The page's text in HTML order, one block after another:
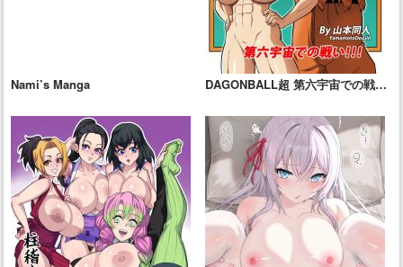
Nami’s Manga
DAGONBALL超 第六宇宙での戦